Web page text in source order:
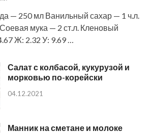
— 250 мл Ванильный сахар — 1 ч.л.
мука — 2 ст.л. Кленовый
Ж: 2.32 У: 9.69 …
Салат с колбасой, кукурузой и
морковью по-корейски
04.12.2021
Манник на сметане и молоке